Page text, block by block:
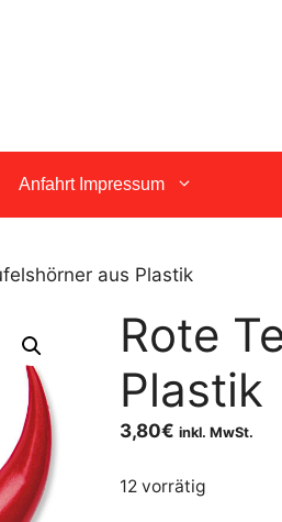
Anfahrt Impressum
aus Plastik
Rote
Plastik
3,80€ inkl. MwSt.
12 vorrätig